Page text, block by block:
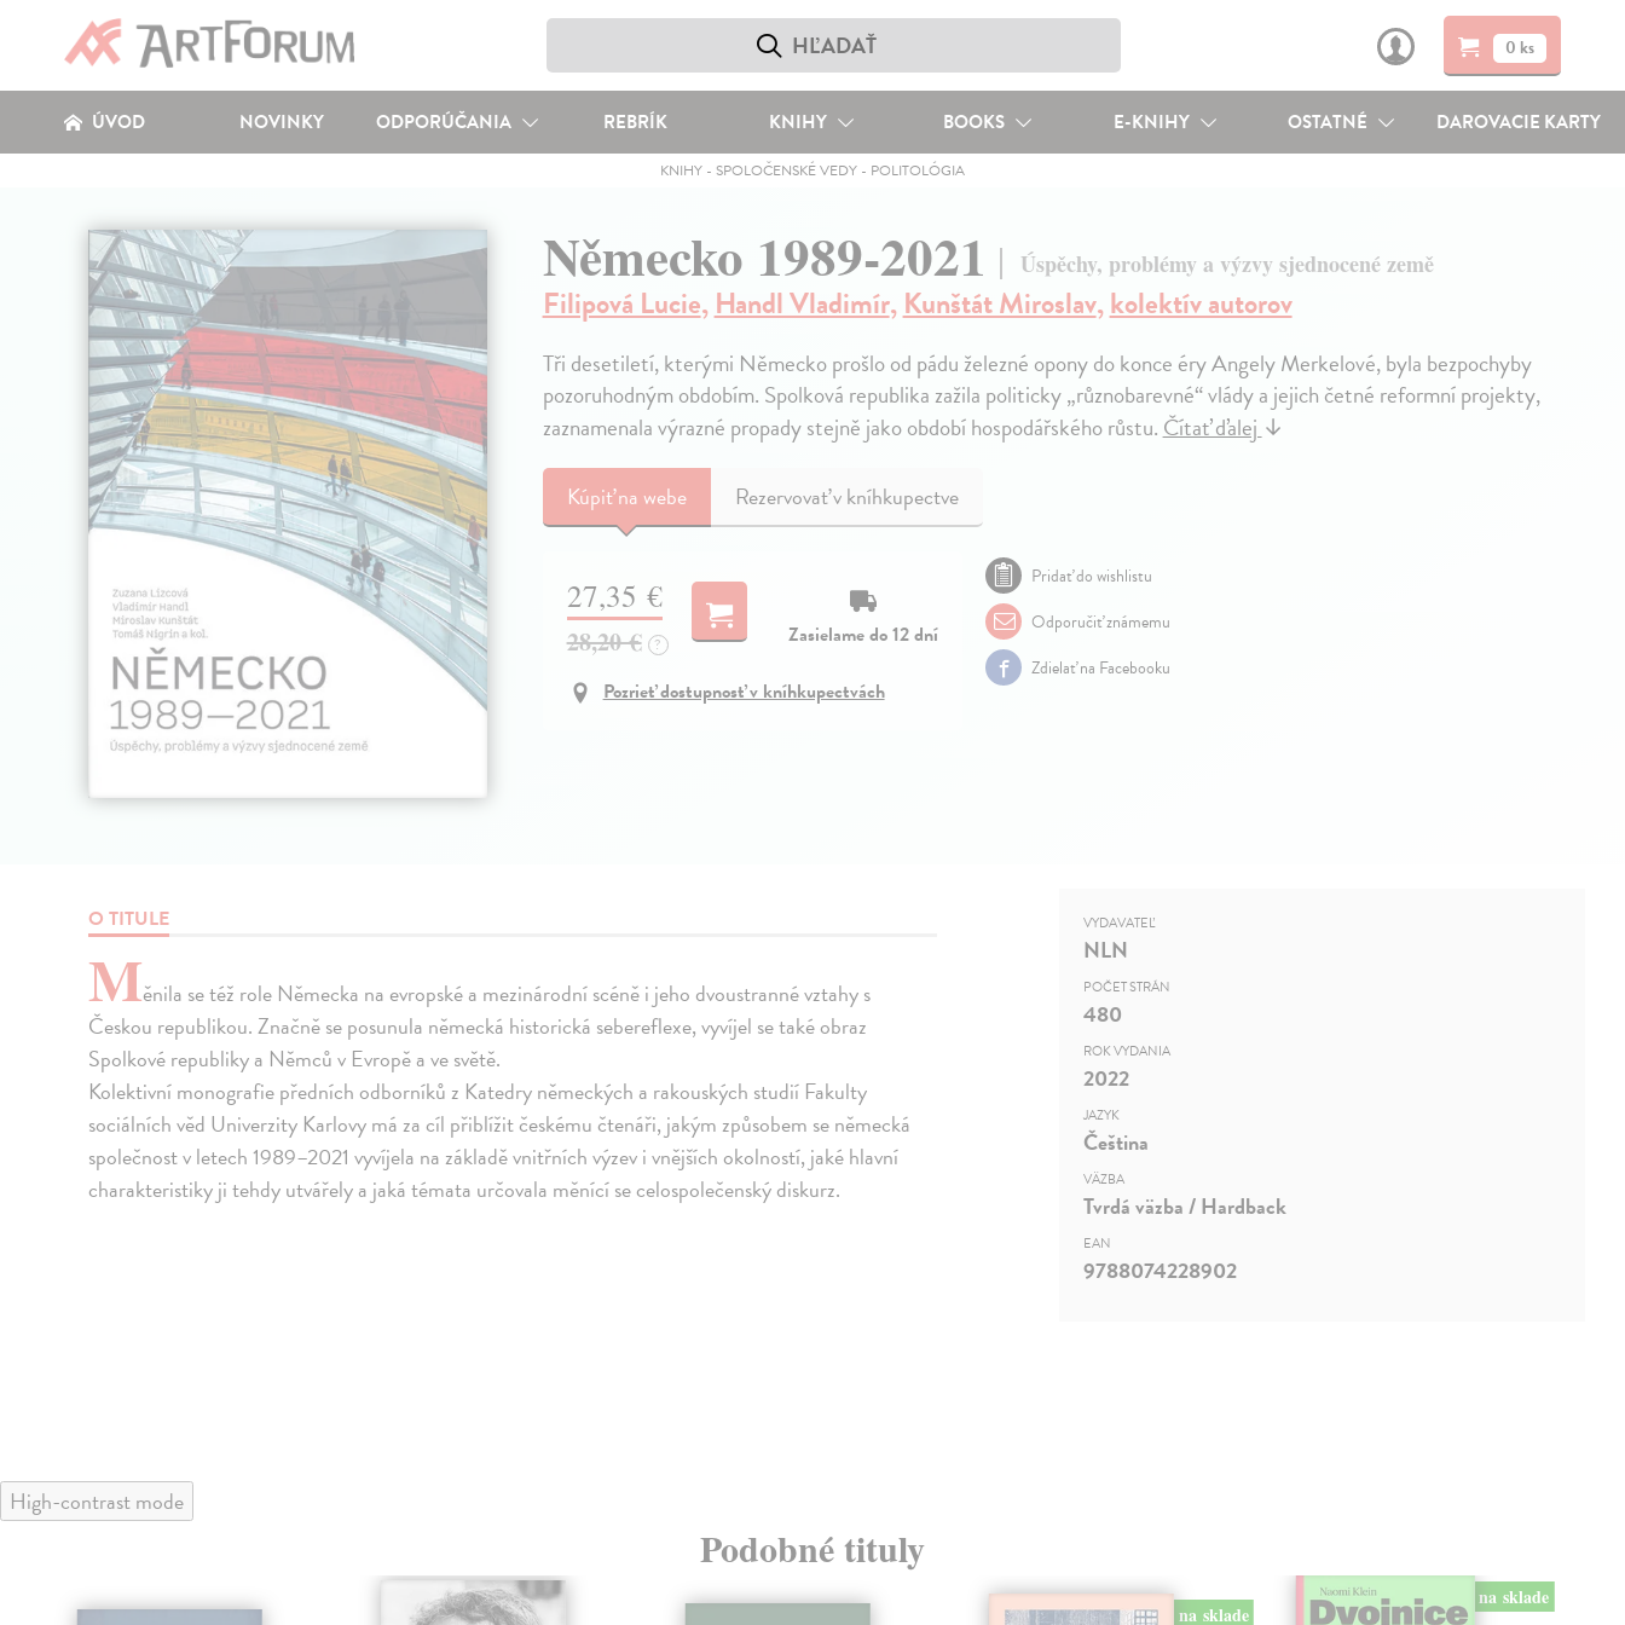
0 ks
ÚVOD NOVINKY ODPORÚČANIA REBRÍK KNIHY BOOKS E-KNIHY OSTATNÉ DAROVACIE KARTY
KNIHY- SPOLOČENSKÉ VEDY- POLITOLÓGIA
Německo 1989-2021 Úspěchy, problémy a výzvy sjednocené země
Filipová Lucie,Handl Vladimír,Kunštát Miroslav,kolektív autorov
Tři desetiletí, kterými Německo prošlo od pádu železné opony do konce éry Angely Merkelové, byla bezpochyby
pozoruhodným obdobím. Spolková republika zažila politicky „různobarevné“ vlády a jejich četné reformní projekty,
zaznamenala výrazné propady stejně jako období hospodářského růstu.Čítať ďalej↓
Kúpiťna webe Rezervovať v kníhkupectve
27,35 €
28,20 € ?
Zasielame do 12 dní
Pozrieť dostupnosť v kníhkupectvách
Pridať do wishlistu
Odporučiť známemu
Zdielať na Facebooku
O TITULE
Měnila se též role Německa na evropské a mezinárodní scéně i jeho dvoustranné vztahy s
Českou republikou. Značně se posunula německá historická sebereflexe, vyvíjel se také obraz
Spolkové republiky a Němců v Evropě a ve světě.
Kolektivní monografie předních odborníků z Katedry německých a rakouských studií Fakulty
sociálních věd Univerzity Karlovy má za cíl přiblížit českému čtenáři, jakým způsobem se německá
společnost v letech 1989–2021 vyvíjela na základě vnitřních výzev i vnějších okolností, jaké hlavní
charakteristiky ji tehdy utvářely a jaká témata určovala měnící se celospolečenský diskurz.
VYDAVATEĽ
NLN
POČET STRÁN
480
ROK VYDANIA
2022
JAZYK
Čeština
VÄZBA
Tvrdá väzba / Hardback
EAN
9788074228902
High-contrast mode
Podobné tituly
na sklade
na sklade